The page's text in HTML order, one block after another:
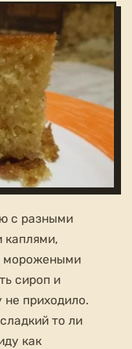
с разными
морожеными
сироп и
не приходило.
то ли
как